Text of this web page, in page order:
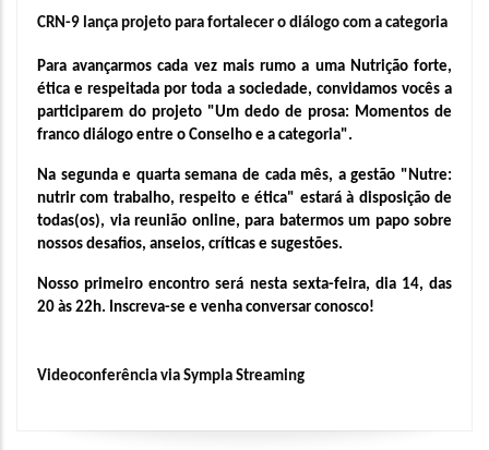
CRN-9 lança projeto para fortalecer o diálogo com a categoria
Para avançarmos cada vez mais rumo a uma Nutrição forte,
ética e respeitada por toda a sociedade, convidamos vocês a
participarem do projeto "Um dedo de prosa: Momentos de
franco diálogo entre o Conselho e a categoria".
Na segunda e quarta semana de cada mês, a gestão "Nutre:
nutrir com trabalho, respeito e ética" estará à disposição de
todas(os), via reunião online, para batermos um papo sobre
nossos desafios, anseios, críticas e sugestões.
Nosso primeiro encontro será nesta sexta-feira, dia 14, das
20 às 22h. Inscreva-se e venha conversar conosco!
Videoconferência via Sympla Streaming